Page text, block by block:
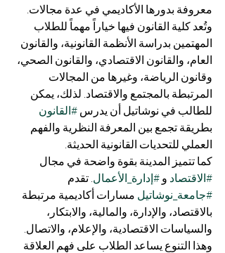
معروفة بدورها الأكاديمي في عدة مجالات.
وتُعد كلية القانون فيها خياراً مهماً للطلاب
المهتمين بدراسة الأنظمة القانونية، والقانون
العام، والقانون الاقتصادي، والقانون الصحي،
وقانون الرياضة، وغيرها من المجالات
المرتبطة بالمجتمع والاقتصاد. لذلك، يمكن
للطالب في نوشاتيل أن يدرس #القانون
بطريقة تجمع بين المعرفة النظرية والفهم
العملي للتحديات القانونية الحديثة.
كما تتميز المدينة بقوة واضحة في مجال
#الاقتصاد و #إدارة_الأعمال. تقدم
#جامعة_نوشاتيل مسارات أكاديمية مرتبطة
بالاقتصاد، والإدارة، والمالية، والابتكار،
والسياسات الاقتصادية، والإعلام، والاتصال.
وهذا التنوع يساعد الطلاب على فهم العلاقة